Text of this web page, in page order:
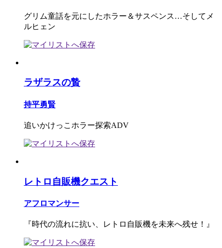
グリム童話を元にしたホラー＆サスペンス…そしてメ
ルヒェン
ラザラスの贄
持平勇賢
追いかけっこホラー探索ADV
レトロ自販機クエスト
アフロマンサー
『時代の流れに抗い、レトロ自販機を未来へ残せ！』